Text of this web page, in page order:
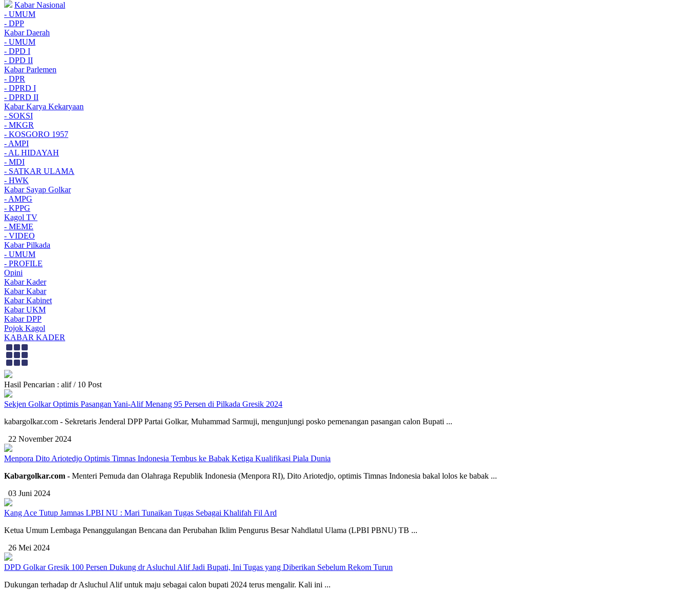
Kabar Nasional
- UMUM
- DPP
Kabar Daerah
- UMUM
- DPD I
- DPD II
Kabar Parlemen
- DPR
- DPRD I
- DPRD II
Kabar Karya Kekaryaan
- SOKSI
- MKGR
- KOSGORO 1957
- AMPI
- AL HIDAYAH
- MDI
- SATKAR ULAMA
- HWK
Kabar Sayap Golkar
- AMPG
- KPPG
Kagol TV
- MEME
- VIDEO
Kabar Pilkada
- UMUM
- PROFILE
Opini
Kabar Kader
Kabar Kabar
Kabar Kabinet
Kabar UKM
Kabar DPP
Pojok Kagol
KABAR KADER
Hasil Pencarian : alif / 10 Post
Sekjen Golkar Optimis Pasangan Yani-Alif Menang 95 Persen di Pilkada Gresik 2024
kabargolkar.com - Sekretaris Jenderal DPP Partai Golkar, Muhammad Sarmuji, mengunjungi posko pemenangan pasangan calon Bupati ...
22 November 2024
Menpora Dito Ariotedjo Optimis Timnas Indonesia Tembus ke Babak Ketiga Kualifikasi Piala Dunia
Kabargolkar.com - Menteri Pemuda dan Olahraga Republik Indonesia (Menpora RI), Dito Ariotedjo, optimis Timnas Indonesia bakal lolos ke babak ...
03 Juni 2024
Kang Ace Tutup Jamnas LPBI NU : Mari Tunaikan Tugas Sebagai Khalifah Fil Ard
Ketua Umum Lembaga Penanggulangan Bencana dan Perubahan Iklim Pengurus Besar Nahdlatul Ulama (LPBI PBNU) TB ...
26 Mei 2024
DPD Golkar Gresik 100 Persen Dukung dr Asluchul Alif Jadi Bupati, Ini Tugas yang Diberikan Sebelum Rekom Turun
Dukungan terhadap dr Asluchul Alif untuk maju sebagai calon bupati 2024 terus mengalir. Kali ini ...